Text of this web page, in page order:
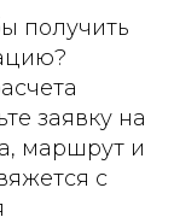
получить
заявку на
маршрут и
с